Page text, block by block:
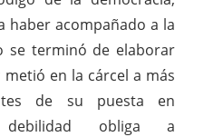
haber acompañado a la
se terminó de elaborar
en la cárcel a más
de su puesta en
debilidad obliga a